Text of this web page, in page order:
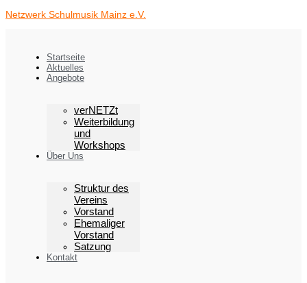
Inhalt
Netzwerk Schulmusik Mainz e.V.
Startseite
Aktuelles
Angebote
verNETZt
Weiterbildung
und
Workshops
Über Uns
Struktur des
Vereins
Vorstand
Ehemaliger
Vorstand
Satzung
Kontakt